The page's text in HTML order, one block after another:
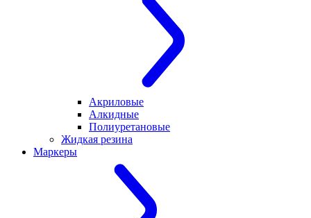
Акриловые
Алкидные
Полиуретановые
Жидкая резина
Маркеры